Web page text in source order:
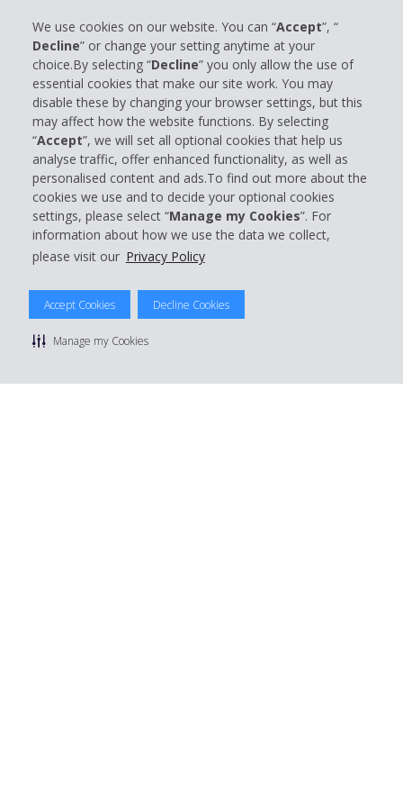
We use cookies on our website. You can “Accept”, “
Decline” or change your setting anytime at your
choice.By selecting “Decline” you only allow the use of
essential cookies that make our site work. You may
disable these by changing your browser settings, but this
may affect how the website functions. By selecting
“Accept”, we will set all optional cookies that help us
analyse traffic, offer enhanced functionality, as well as
personalised content and ads.To find out more about the
cookies we use and to decide your optional cookies
settings, please select “Manage my Cookies”. For
information about how we use the data we collect,
please visit our Privacy Policy
Accept Cookies Decline Cookies
Manage my Cookies
1. Il locatario si impegna a trattare il veicolo
con la dovuta cura e in modo appropriato, a
rispettare tutte le normative e i requisiti tecnici
applicabili,in particolare il controllo regolare di
livelli adeguati di liquido refrigerante e olio
motore, della pressione degli pneumatici e di
eventuali manutenzioni programmate,e a
verificare regolarmente che il veicolo rimanga
in condizioni di idoneità alla circolazione. I
veicoli devono essere sempre correttamente
chiusi a chiave; per le cabrio, la capote deve
restare chiusa. Tutti i veicoli sono non
fumatori.
2. Di norma, il veicolo viene fornito con il pieno
di carburante o con la batteria completamente
livello di carburante o di carica. Se il veicolo
Customer Service
Prenota con Hertz
© 2026 The Hertz System, Inc.
Privacy Policy | Condizioni di Utilizzo | Termini e Condizioni di
noleggio | Mappa sito Hertz
Manage cookie preferences